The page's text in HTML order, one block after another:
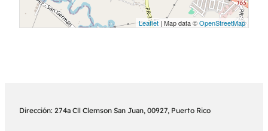
Leaflet | Map data ©OpenStreetMap
Dirección: 274a Cll Clemson San Juan, 00927, Puerto Rico